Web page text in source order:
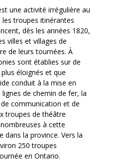
une activité irrégulière au
les troupes itinérantes
dès les années 1820,
villes et villages de
de leurs tournées. À
sont établies sur de
éloignés et que
conduit à la mise en
lignes de chemin de fer, la
communication et de
troupes de théâtre
à cette
dans la province. Vers la
250 troupes
en Ontario.